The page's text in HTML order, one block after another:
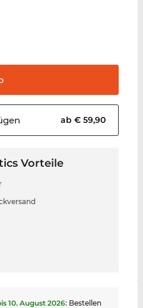
ab € 59,90
Vorteile
10. August 2026: Bestellen